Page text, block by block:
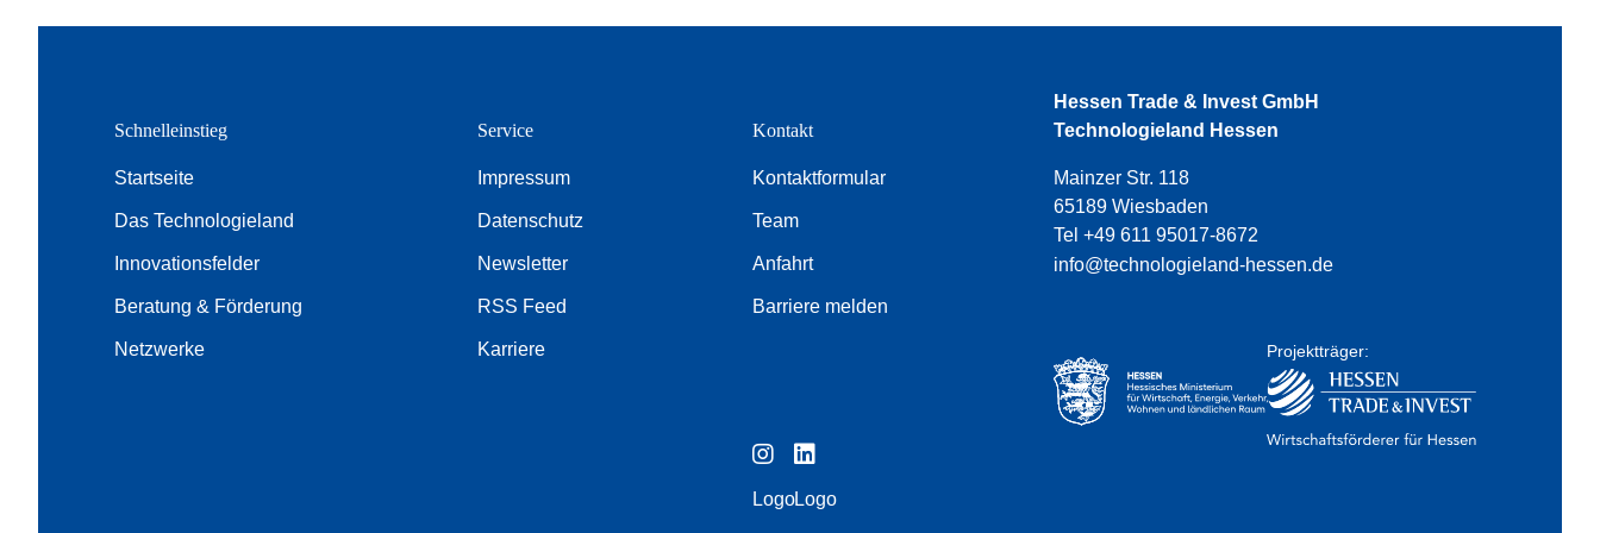
Schnelleinstieg
Startseite
Das Technologieland
Innovationsfelder
Beratung & Förderung
Netzwerke
Service
Impressum
Datenschutz
Newsletter
RSS Feed
Karriere
Kontakt
Kontaktformular
Team
Anfahrt
Barriere melden
LogoLogo
Hessen Trade & Invest GmbH
Technologieland Hessen
Mainzer Str. 118
65189 Wiesbaden
Tel +49 611 95017-8672
info@technologieland-hessen.de
Projektträger: